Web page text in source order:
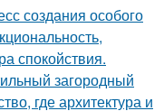
создания особого
спокойствия.
загородный
где архитектура и